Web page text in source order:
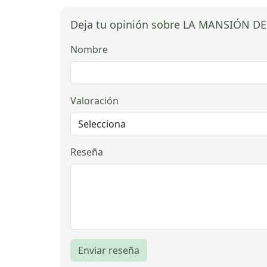
Deja tu opinión sobre LA MANSIÓN DE
Nombre
Valoración
Reseña
Enviar reseña